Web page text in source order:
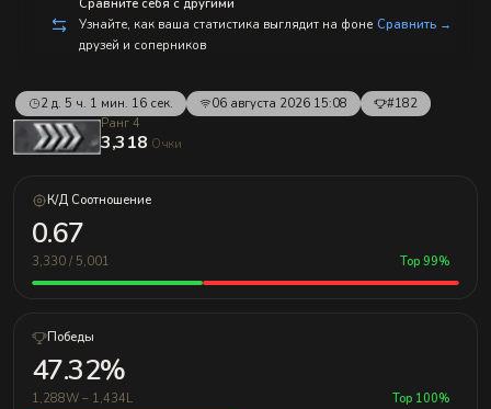
Сравните себя с другими
Узнайте, как ваша статистика выглядит на фоне
друзей и соперников
Сравнить →
2 д. 5 ч. 1 мин. 16 сек. 06 августа 2026 15:08
#182
Ранг 4
3,318 Очки
К/Д Соотношение
0.67
3,330 / 5,001 Top 99%
Победы
47.32%
1,288W – 1,434L Top 100%
л
е
н
и
е